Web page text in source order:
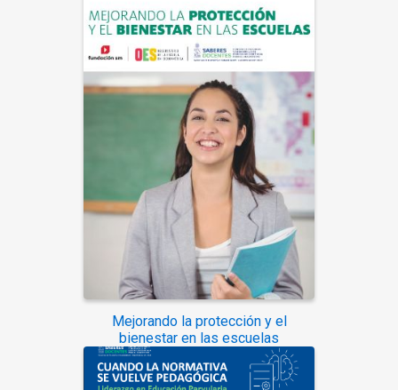
Mejorando la protección y el
bienestar en las escuelas